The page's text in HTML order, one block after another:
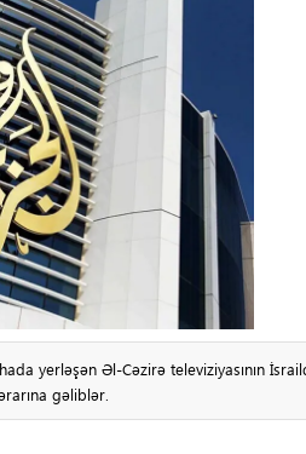
yerləşən Əl-Cəzirə televiziyasının
gəliblər.